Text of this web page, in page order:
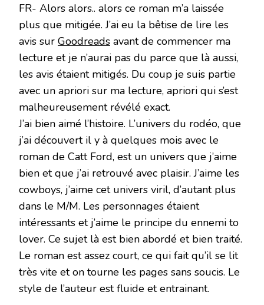
FR- Alors alors.. alors ce roman m’a laissée
plus que mitigée. J’ai eu la bêtise de lire les
avis sur Goodreads avant de commencer ma
lecture et je n’aurai pas du parce que là aussi,
les avis étaient mitigés. Du coup je suis partie
avec un apriori sur ma lecture, apriori qui s’est
malheureusement révélé exact.
J’ai bien aimé l’histoire. L’univers du rodéo, que
j’ai découvert il y à quelques mois avec le
roman de Catt Ford, est un univers que j’aime
bien et que j’ai retrouvé avec plaisir. J’aime les
cowboys, j’aime cet univers viril, d’autant plus
dans le M/M. Les personnages étaient
intéressants et j’aime le principe du ennemi to
lover. Ce sujet là est bien abordé et bien traité.
Le roman est assez court, ce qui fait qu’il se lit
très vite et on tourne les pages sans soucis. Le
style de l’auteur est fluide et entrainant.